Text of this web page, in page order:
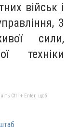
військ і
3
сили,
техніки
Ctrl + Enter, щоб